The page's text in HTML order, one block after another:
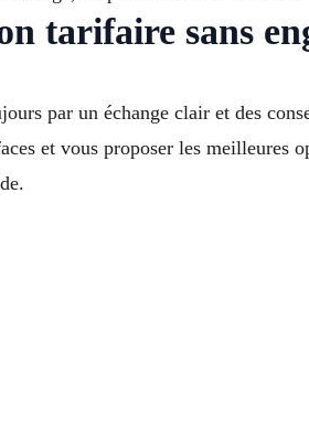
tarifaire sans
par un échange clair et des
et vous proposer les meilleures